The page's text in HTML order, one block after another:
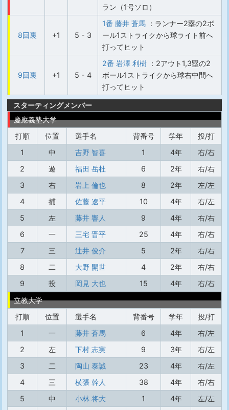
ラン（1号ソロ）
8回裏 +1 5 - 3
1番 藤井 蒼馬 ：ランナー2塁の2ボ
ール1ストライクから球ライト前へ
打ってヒット
9回裏 +1 5 - 4
2番 岩澤 利樹 ：2アウト1,3塁の2
ボール1ストライクから球右中間へ
打ってヒット
スターティングメンバー
慶應義塾大学
打順
位置 選手名 背番号 学年
投/打
1
中 吉野 智喜 1 4年
右/右
2
遊 福田 岳杜 6 2年
右/右
3
右 岩上 倫也 8 2年
左/左
4
捕 佐藤 遼平 10 4年
右/左
5
左 藤井 響人 9 4年
右/右
6
一 三宅 晋平 25 4年
右/右
7
三 辻井 俊介 5 2年
右/右
8
二 大野 開世 4 2年
右/右
9
投 岡見 大也 15 4年
右/右
立教大学
打順
位置 選手名 背番号 学年
投/打
1
一 藤井 蒼馬 6 4年
右/左
2
左 下村 志実 9 3年
右/左
3
二 陶山 泰誠 23 4年
右/左
4
三 横張 幹人 38 4年
右/右
5
中 小林 将大 1 4年
左/左